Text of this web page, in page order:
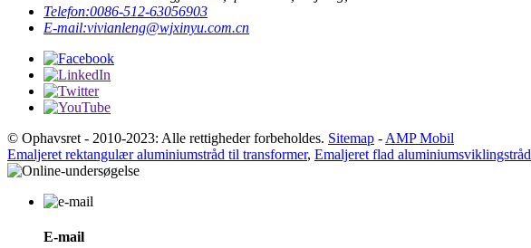
Telefon:0086-512-63056903
E-mail:vivianleng@wjxinyu.com.cn
© Ophavsret - 2010-2023: Alle rettigheder forbeholdes. Sitemap - AMP Mobil
Emaljeret rektangulær aluminiumstråd til transformer, Emaljeret flad aluminiumsviklingstråd
E-mail